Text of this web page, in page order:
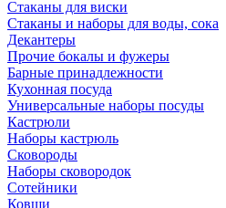
Стаканы для виски
Стаканы и наборы для воды, сока
Декантеры
Прочие бокалы и фужеры
Барные принадлежности
Кухонная посуда
Универсальные наборы посуды
Кастрюли
Наборы кастрюль
Сковороды
Наборы сковородок
Сотейники
Ковши